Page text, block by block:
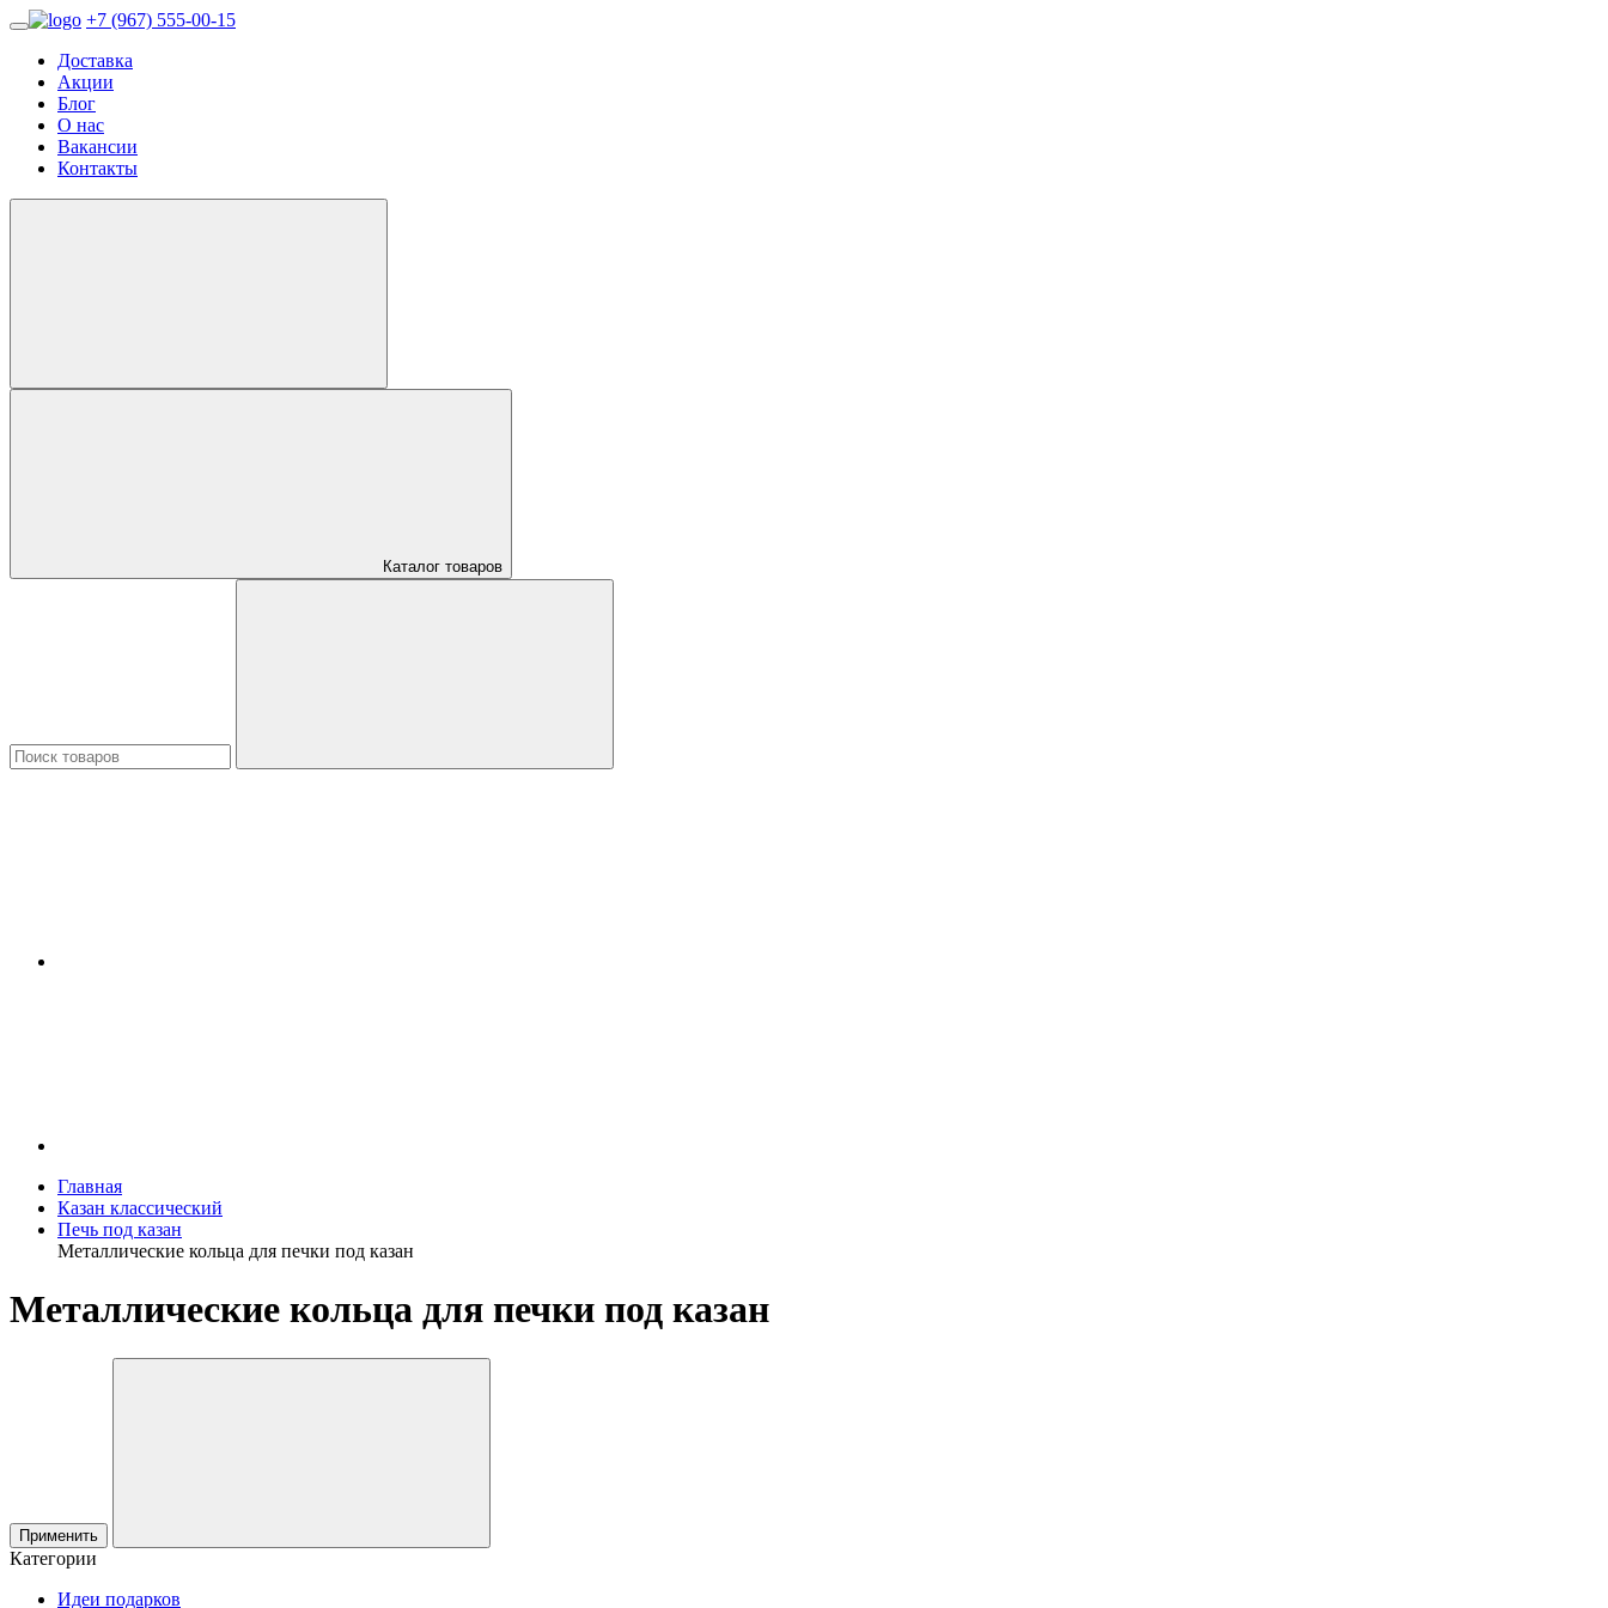
+7 (967) 555-00-15
Доставка
Акции
Блог
О нас
Вакансии
Контакты
Каталог товаров
Главная
Казан классический
Печь под казан
Металлические кольца для печки под казан
Металлические кольца для печки под казан
Применить
Категории
Идеи подарков